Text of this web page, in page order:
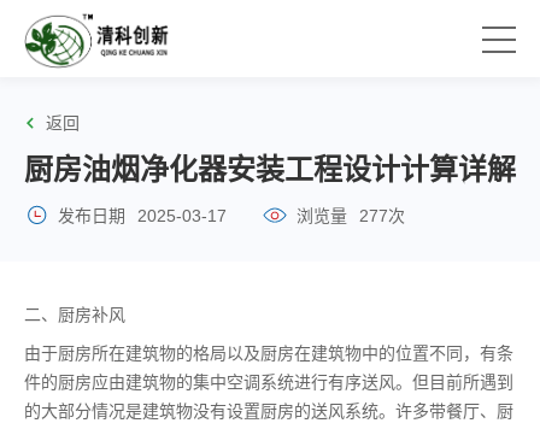
返回
厨房油烟净化器安装工程设计计算详解
发布日期 2025-03-17 浏览量 277次
二、厨房补风
由于厨房所在建筑物的格局以及厨房在建筑物中的位置不同，有条
件的厨房应由建筑物的集中空调系统进行有序送风。但目前所遇到
的大部分情况是建筑物没有设置厨房的送风系统。许多带餐厅、厨